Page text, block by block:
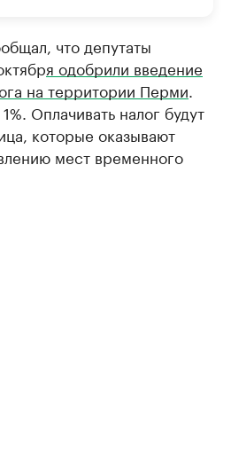
что депутаты
я одобрили введение
на территории Перми
Оплачивать налог будут
которые оказывают
мест временного